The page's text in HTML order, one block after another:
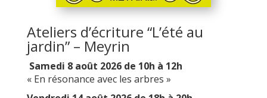
Ateliers d’écriture “L’été au
jardin” – Meyrin
Samedi 8 août 2026 de 10h à 12h
« En résonance avec les arbres »